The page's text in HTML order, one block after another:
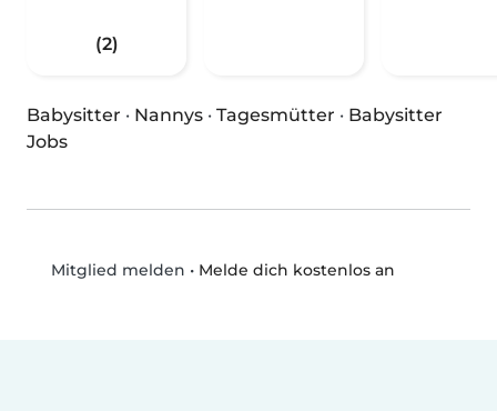
(2)
Babysitter · Nannys · Tagesmütter · Babysitter
Jobs
Mitglied melden • Melde dich kostenlos an